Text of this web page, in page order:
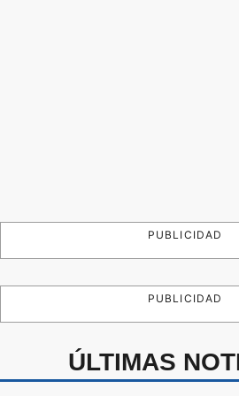
PUBLICIDAD
PUBLICIDAD
ÚLTIMAS